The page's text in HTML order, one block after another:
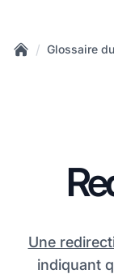
/ Glossaire
Une
indiquant